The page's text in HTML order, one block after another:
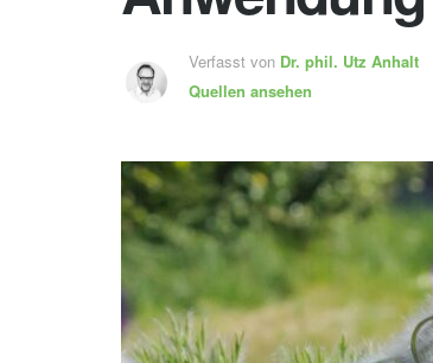
Verfasst von Dr. phil. Utz Anhalt
Quellen ansehen